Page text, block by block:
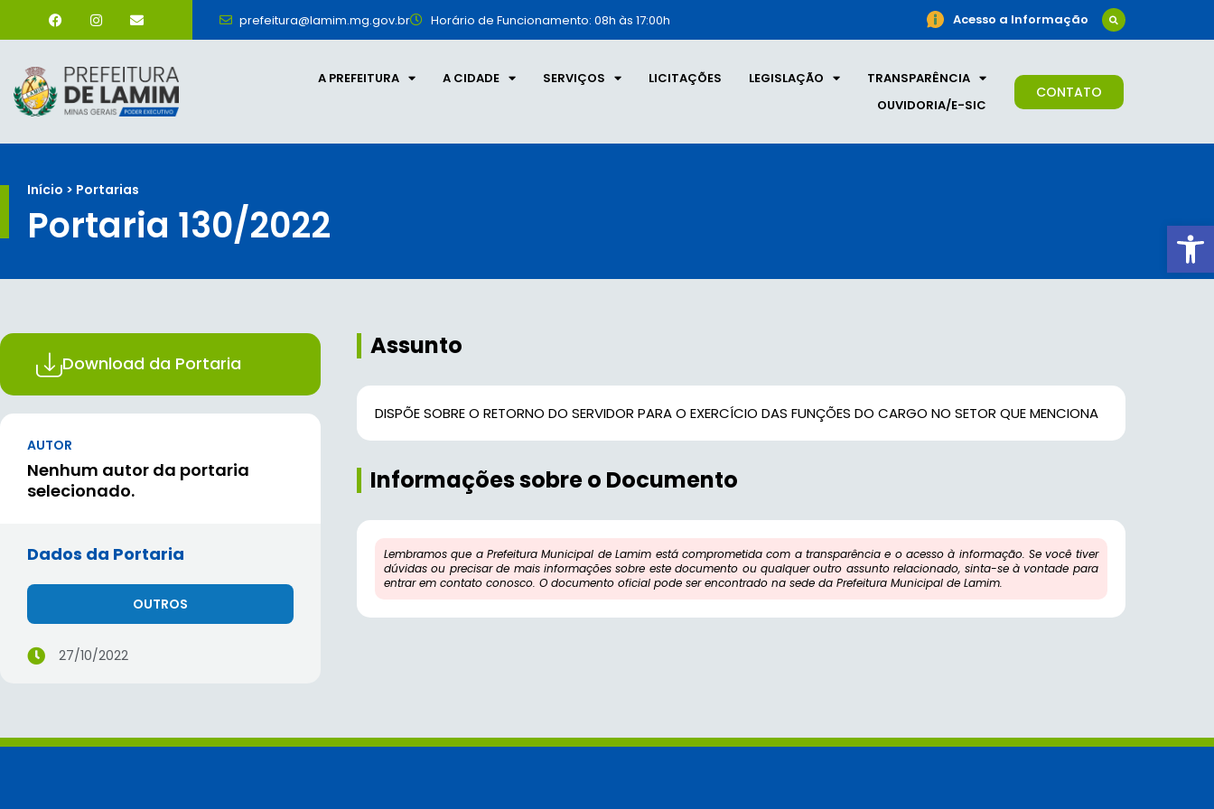
prefeitura@lamim.mg.gov.br Horário de Funcionamento: 08h às 17:00h Acesso a Informação
A PREFEITURA A CIDADE SERVIÇOS LICITAÇÕES LEGISLAÇÃO
TRANSPARÊNCIA
OUVIDORIA/E-SIC
CONTATO
Início > Portarias
Portaria 130/2022
Download da Portaria
AUTOR
Nenhum autor da portaria
selecionado.
Dados da Portaria
OUTROS
27/10/2022
Assunto
DISPÕE SOBRE O RETORNO DO SERVIDOR PARA O EXERCÍCIO DAS FUNÇÕES DO CARGO NO SETOR QUE MENCIONA
Informações sobre o Documento
Lembramos que a Prefeitura Municipal de Lamim está comprometida com a transparência e o acesso à informação. Se você tiver
dúvidas ou precisar de mais informações sobre este documento ou qualquer outro assunto relacionado, sinta-se à vontade para
entrar em contato conosco. O documento oficial pode ser encontrado na sede da Prefeitura Municipal de Lamim.